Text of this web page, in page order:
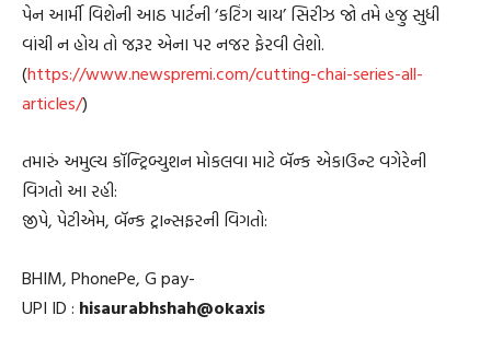
પેન આર્મી વિશેની આઠ પાર્ટની ‘કટિંગ ચાય’ સિરીઝ જો તમે હજુ સુધી
વાંચી ન હોય તો જરૂર એના પર નજર ફેરવી લેશો.
(https://www.newspremi.com/cutting-chai-series-all-
articles/)
તમારું અમુલ્ય કૉન્ટ્રિબ્યુશન મોકલવા માટે બૅન્ક એકાઉન્ટ વગેરેની
વિગતો આ રહી:
જીપે, પેટીએમ, બૅન્ક ટ્રાન્સફરની વિગતો:
BHIM, PhonePe, G pay-
UPI ID : hisaurabhshah@okaxis